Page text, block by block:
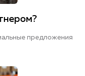
предложения